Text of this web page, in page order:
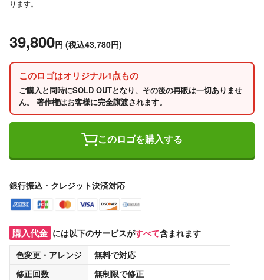
ります。
39,800円 (税込43,780円)
このロゴはオリジナル1点もの
ご購入と同時にSOLD OUTとなり、その後の再販は一切ありませ
ん。 著作権はお客様に完全譲渡されます。
このロゴを購入する
銀行振込・クレジット決済対応
購入代金 には以下のサービスがすべて含まれます
色変更・アレンジ
無料で対応
修正回数
無制限で修正